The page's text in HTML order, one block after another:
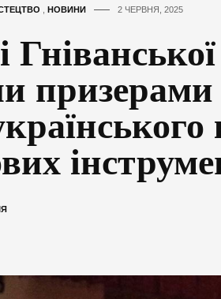
НОВИНИ 2 ЧЕРВНЯ, 2025
призерами